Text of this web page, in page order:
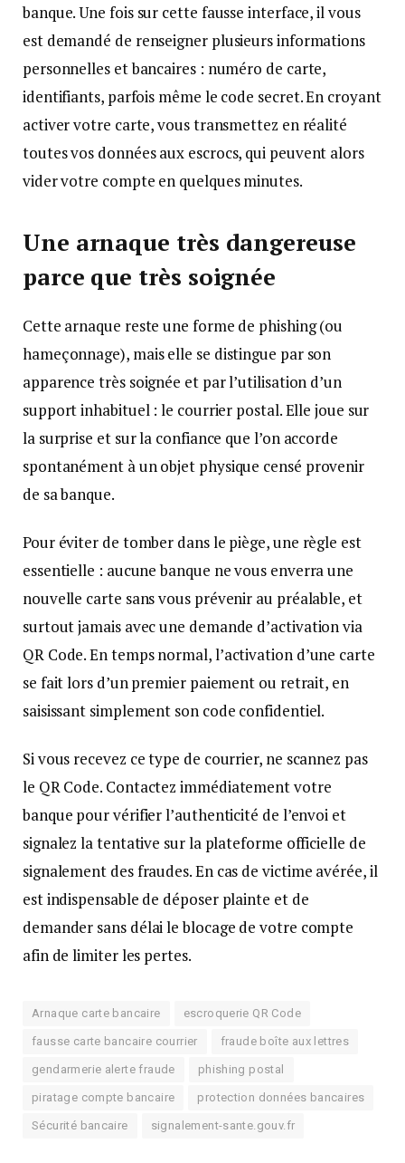
banque. Une fois sur cette fausse interface, il vous
est demandé de renseigner plusieurs informations
personnelles et bancaires : numéro de carte,
identifiants, parfois même le code secret. En croyant
activer votre carte, vous transmettez en réalité
toutes vos données aux escrocs, qui peuvent alors
vider votre compte en quelques minutes.
Une arnaque très dangereuse
parce que très soignée
Cette arnaque reste une forme de phishing (ou
hameçonnage), mais elle se distingue par son
apparence très soignée et par l’utilisation d’un
support inhabituel : le courrier postal. Elle joue sur
la surprise et sur la confiance que l’on accorde
spontanément à un objet physique censé provenir
de sa banque.
Pour éviter de tomber dans le piège, une règle est
essentielle : aucune banque ne vous enverra une
nouvelle carte sans vous prévenir au préalable, et
surtout jamais avec une demande d’activation via
QR Code. En temps normal, l’activation d’une carte
se fait lors d’un premier paiement ou retrait, en
saisissant simplement son code confidentiel.
Si vous recevez ce type de courrier, ne scannez pas
le QR Code. Contactez immédiatement votre
banque pour vérifier l’authenticité de l’envoi et
signalez la tentative sur la plateforme officielle de
signalement des fraudes. En cas de victime avérée, il
est indispensable de déposer plainte et de
demander sans délai le blocage de votre compte
afin de limiter les pertes.
Arnaque carte bancaire escroquerie QR Code
fausse carte bancaire courrier fraude boîte aux lettres
gendarmerie alerte fraude phishing postal
piratage compte bancaire protection données bancaires
Sécurité bancaire signalement-sante.gouv.fr